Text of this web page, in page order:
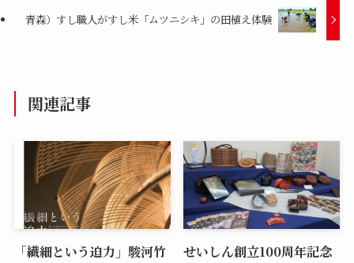
青森）すし職人がすし米「ムツニシキ」の田植え体験
関連記事
「繊細という迫力」駿河竹
せいしん創立100周年記念